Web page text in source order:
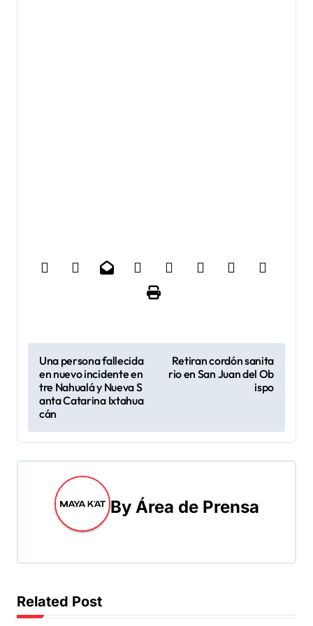
N
a
v
e
g
i
n
Una persona fallecida
en nuevo incidente en
tre Nahualá y Nueva S
anta Catarina Ixtahua
cán
Retiran cordón sanita
rio en San Juan del Ob
ispo
By Área de Prensa
Related Post